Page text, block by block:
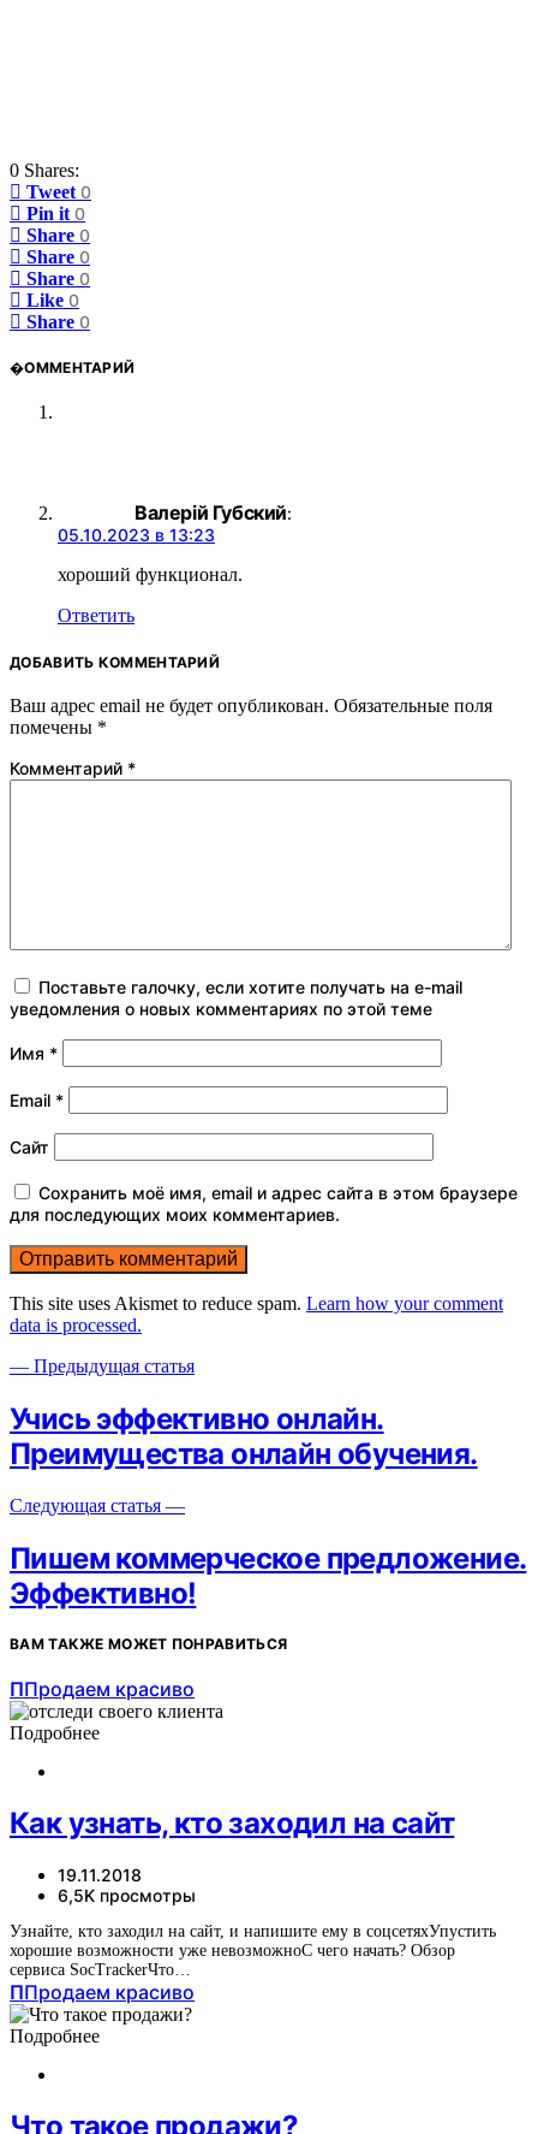
0 Shares:
Tweet 0
Pin it 0
Share 0
Share 0
Share 0
Like 0
Share 0
�ОММЕНТАРИЙ
Валерій Губский:
05.10.2023 в 13:23
хороший функционал.
Ответить
ДОБАВИТЬ КОММЕНТАРИЙ
Ваш адрес email не будет опубликован. Обязательные поля
помечены *
Комментарий *
Поставьте галочку, если хотите получать на e-mail
уведомления о новых комментариях по этой теме
Имя *
Email *
Сайт
Сохранить моё имя, email и адрес сайта в этом браузере
для последующих моих комментариев.
This site uses Akismet to reduce spam. Learn how your comment
data is processed.
— Предыдущая статья
Учись эффективно онлайн.
Преимущества онлайн обучения.
Следующая статья —
Пишем коммерческое предложение.
Эффективно!
ВАМ ТАКЖЕ МОЖЕТ ПОНРАВИТЬСЯ
ППродаем красиво
Подробнее
Как узнать, кто заходил на сайт
19.11.2018
6,5K просмотры
Узнайте, кто заходил на сайт, и напишите ему в соцсетяхУпустить
хорошие возможности уже невозможноС чего начать? Обзор
сервиса SocTrackerЧто…
ППродаем красиво
Подробнее
Что такое продажи?